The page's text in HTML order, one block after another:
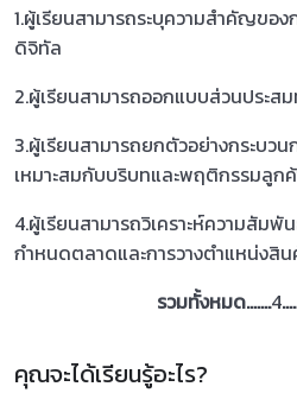
1.ผู้เรียนสามารถระบุความสำคัญขอ
ดิจิทัล
2.ผู้เรียนสามารถออกแบบส่วนประส
3.ผู้เรียนสามารถยกตัวอย่างกระบว
เหมาะสมกับบริบทและพฤติกรรมลูก
4.ผู้เรียนสามารถวิเคราะห์ความสัม
กำหนดตลาดและการวางตำแหน่งสิ
รวมทั้งหมด…….4
คุณจะได้เรียนรู้อะไร?